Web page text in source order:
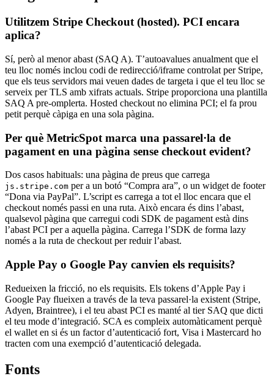
Utilitzem Stripe Checkout (hosted). PCI encara
aplica?
Sí, però al menor abast (SAQ A). T’autoavalues anualment que el
teu lloc només inclou codi de redirecció/iframe controlat per Stripe,
que els teus servidors mai veuen dades de targeta i que el teu lloc se
serveix per TLS amb xifrats actuals. Stripe proporciona una plantilla
SAQ A pre-omplerta. Hosted checkout no elimina PCI; el fa prou
petit perquè càpiga en una sola pàgina.
Per què MetricSpot marca una passarel·la de
pagament en una pàgina sense checkout evident?
Dos casos habituals: una pàgina de preus que carrega
js.stripe.com per a un botó “Compra ara”, o un widget de footer
“Dona via PayPal”. L’script es carrega a tot el lloc encara que el
checkout només passi en una ruta. Això encara és dins l’abast,
qualsevol pàgina que carregui codi SDK de pagament està dins
l’abast PCI per a aquella pàgina. Carrega l’SDK de forma lazy
només a la ruta de checkout per reduir l’abast.
Apple Pay o Google Pay canvien els requisits?
Redueixen la fricció, no els requisits. Els tokens d’Apple Pay i
Google Pay flueixen a través de la teva passarel·la existent (Stripe,
Adyen, Braintree), i el teu abast PCI es manté al tier SAQ que dicti
el teu mode d’integració. SCA es compleix automàticament perquè
el wallet en si és un factor d’autenticació fort, Visa i Mastercard ho
tracten com una exempció d’autenticació delegada.
Fonts